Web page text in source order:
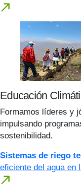
Educación
Formamos líderes y
impulsando
sostenibilidad.
Sistemas de riego
eficiente del agua en